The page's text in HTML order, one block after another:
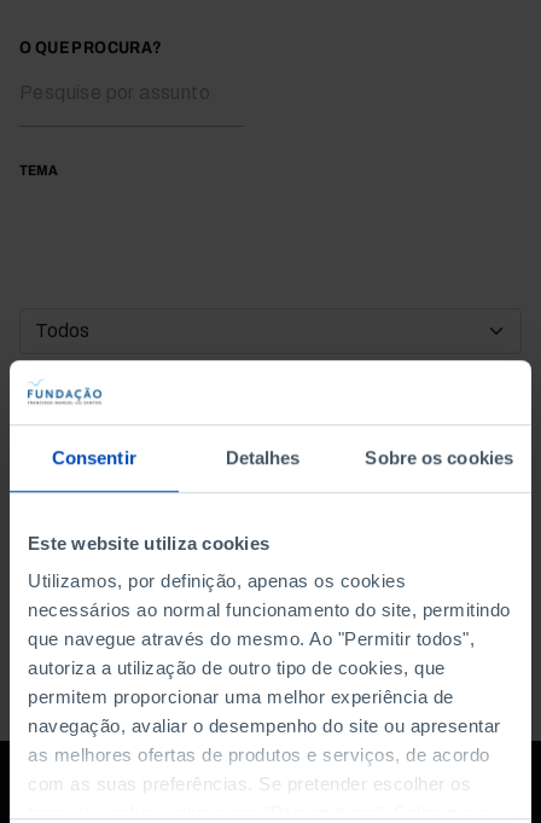
Consentir Detalhes Sobre os cookies
Este website utiliza cookies
Utilizamos, por definição, apenas os cookies
necessários ao normal funcionamento do site, permitindo
que navegue através do mesmo. Ao "Permitir todos",
autoriza a utilização de outro tipo de cookies, que
permitem proporcionar uma melhor experiência de
navegação, avaliar o desempenho do site ou apresentar
as melhores ofertas de produtos e serviços, de acordo
com as suas preferências. Se pretender escolher os
O QUE PROCURA?
TEMA
DATA DE INÍCIO
DATA DE FIM